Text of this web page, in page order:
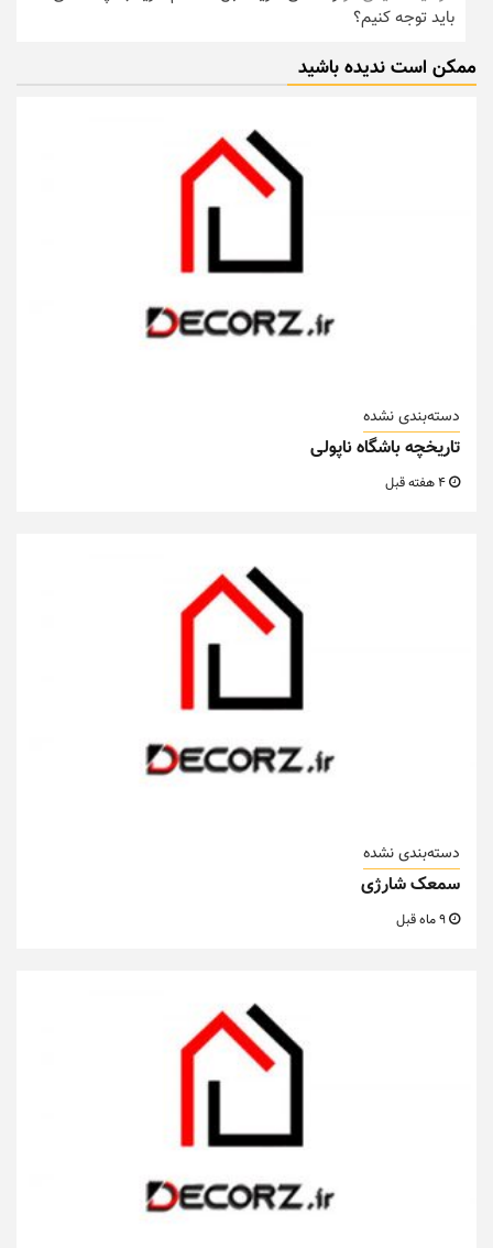
باید توجه کنیم؟
ممکن است ندیده باشید
دسته‌بندی نشده
تاریخچه باشگاه ناپولی
دسته‌بندی نشده
سمعک شارژی